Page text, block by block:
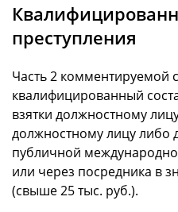
преступления
Часть 2 комментируемой
квалифицированный
взятки должностному
должностному лицу либо
публичной
или через посредника в
(свыше 25 тыс. руб.).